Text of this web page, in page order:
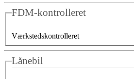
FDM-kontrolleret
Værkstedskontrolleret
Lånebil